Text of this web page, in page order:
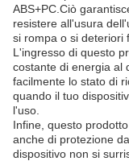
ABS+PC.Ciò
resistere all'usura
si rompa o si deteriori
L'ingresso di questo
costante di energia al
facilmente lo stato di
quando il tuo
l'uso.
Infine, questo
anche di protezione
dispositivo non si